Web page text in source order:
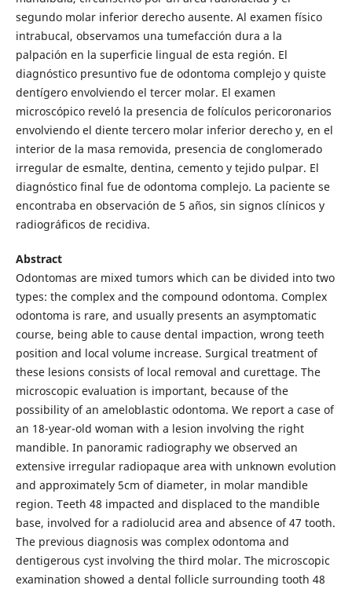
segundo molar inferior derecho ausente. Al examen físico
intrabucal, observamos una tumefacción dura a la
palpación en la superficie lingual de esta región. El
diagnóstico presuntivo fue de odontoma complejo y quiste
dentígero envolviendo el tercer molar. El examen
microscópico reveló la presencia de folículos pericoronarios
envolviendo el diente tercero molar inferior derecho y, en el
interior de la masa removida, presencia de conglomerado
irregular de esmalte, dentina, cemento y tejido pulpar. El
diagnóstico final fue de odontoma complejo. La paciente se
encontraba en observación de 5 años, sin signos clínicos y
radiográficos de recidiva.
Abstract
Odontomas are mixed tumors which can be divided into two
types: the complex and the compound odontoma. Complex
odontoma is rare, and usually presents an asymptomatic
course, being able to cause dental impaction, wrong teeth
position and local volume increase. Surgical treatment of
these lesions consists of local removal and curettage. The
microscopic evaluation is important, because of the
possibility of an ameloblastic odontoma. We report a case of
an 18-year-old woman with a lesion involving the right
mandible. In panoramic radiography we observed an
extensive irregular radiopaque area with unknown evolution
and approximately 5cm of diameter, in molar mandible
region. Teeth 48 impacted and displaced to the mandible
base, involved for a radiolucid area and absence of 47 tooth.
The previous diagnosis was complex odontoma and
dentigerous cyst involving the third molar. The microscopic
examination showed a dental follicle surrounding tooth 48